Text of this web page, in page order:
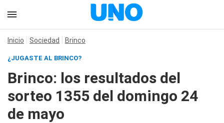
Inicio Sociedad Brinco
¿JUGASTE AL BRINCO?
Brinco: los resultados del
sorteo 1355 del domingo 24
de mayo